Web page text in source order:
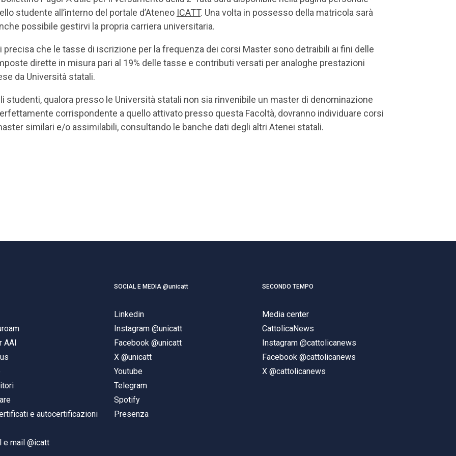
studente all’interno del portale d’Ateneo ICATT. Una volta in possesso della matricola sarà
possibile gestirvi la propria carriera universitaria.
precisa che le tasse di iscrizione per la frequenza dei corsi Master sono detraibili ai fini delle
dirette in misura pari al 19% delle tasse e contributi versati per analoghe prestazioni
da Università statali.
studenti, qualora presso le Università statali non sia rinvenibile un master di denominazione
corrispondente a quello attivato presso questa Facoltà, dovranno individuare corsi
similari e/o assimilabili, consultando le banche dati degli altri Atenei statali.
AAI
e autocertificazioni
e mail @icatt
SOCIAL E MEDIA @unicatt
Linkedin
Instagram @unicatt
Facebook @unicatt
X @unicatt
Youtube
Telegram
Spotify
Presenza
SECONDO TEMPO
Media center
CattolicaNews
Instagram @cattolicanews
Facebook @cattolicanews
X @cattolicanews